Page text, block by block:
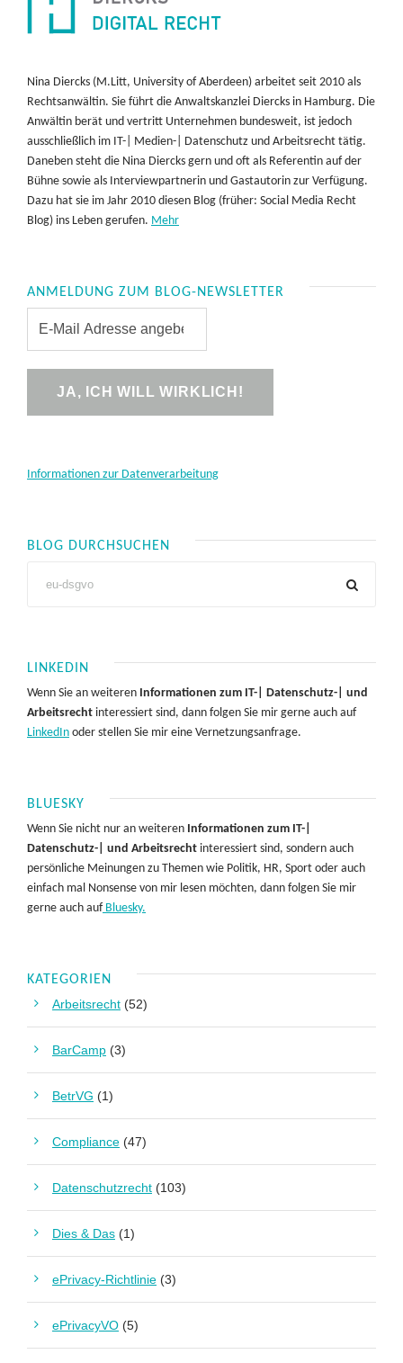
Nina Diercks (M.Litt, University of Aberdeen) arbeitet seit 2010 als
Rechtsanwältin. Sie führt die Anwaltskanzlei Diercks in Hamburg. Die
Anwältin berät und vertritt Unternehmen bundesweit, ist jedoch
ausschließlich im IT-| Medien-| Datenschutz und Arbeitsrecht tätig.
Daneben steht die Nina Diercks gern und oft als Referentin auf der
Bühne sowie als Interviewpartnerin und Gastautorin zur Verfügung.
Dazu hat sie im Jahr 2010 diesen Blog (früher: Social Media Recht
Blog) ins Leben gerufen. Mehr
ANMELDUNG ZUM BLOG-NEWSLETTER
Informationen zur Datenverarbeitung
BLOG DURCHSUCHEN
LINKEDIN
Wenn Sie an weiteren Informationen zum IT-| Datenschutz-| und
Arbeitsrecht interessiert sind, dann folgen Sie mir gerne auch auf
LinkedIn oder stellen Sie mir eine Vernetzungsanfrage.
BLUESKY
Wenn Sie nicht nur an weiteren Informationen zum IT-|
Datenschutz-| und Arbeitsrecht interessiert sind, sondern auch
persönliche Meinungen zu Themen wie Politik, HR, Sport oder auch
einfach mal Nonsense von mir lesen möchten, dann folgen Sie mir
gerne auch aufBluesky.
KATEGORIEN
Arbeitsrecht (52)
BarCamp (3)
BetrVG (1)
Compliance (47)
Datenschutzrecht (103)
Dies & Das (1)
ePrivacy-Richtlinie (3)
ePrivacyVO (5)